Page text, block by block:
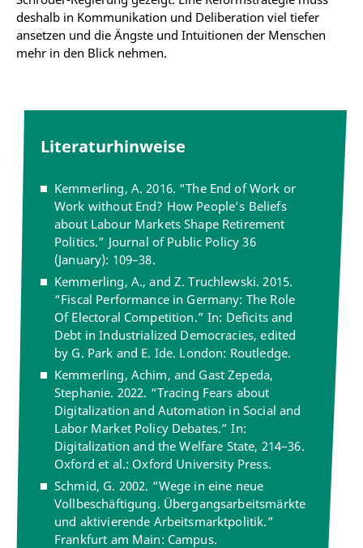
deshalb in Kommunikation und Deliberation viel tiefer
ansetzen und die Ängste und Intuitionen der Menschen
mehr in den Blick nehmen.
Literaturhinweise
Kemmerling, A. 2016. “The End of Work or
Work without End? How People’s Beliefs
about Labour Markets Shape Retirement
Politics.” Journal of Public Policy 36
(January): 109–38.
Kemmerling, A., and Z. Truchlewski. 2015.
“Fiscal Performance in Germany: The Role
Of Electoral Competition.” In: Deficits and
Debt in Industrialized Democracies, edited
by G. Park and E. Ide. London: Routledge.
Kemmerling, Achim, and Gast Zepeda,
Stephanie. 2022. “Tracing Fears about
Digitalization and Automation in Social and
Labor Market Policy Debates.” In:
Digitalization and the Welfare State, 214–36.
Oxford et al.: Oxford University Press.
Schmid, G. 2002. “Wege in eine neue
Vollbeschäftigung. Übergangsarbeitsmärkte
und aktivierende Arbeitsmarktpolitik.”
Frankfurt am Main: Campus.